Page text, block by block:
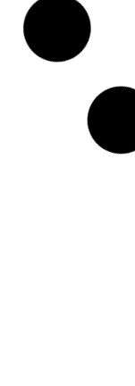
La
est un
activités
mode de
quelques
prises. Il